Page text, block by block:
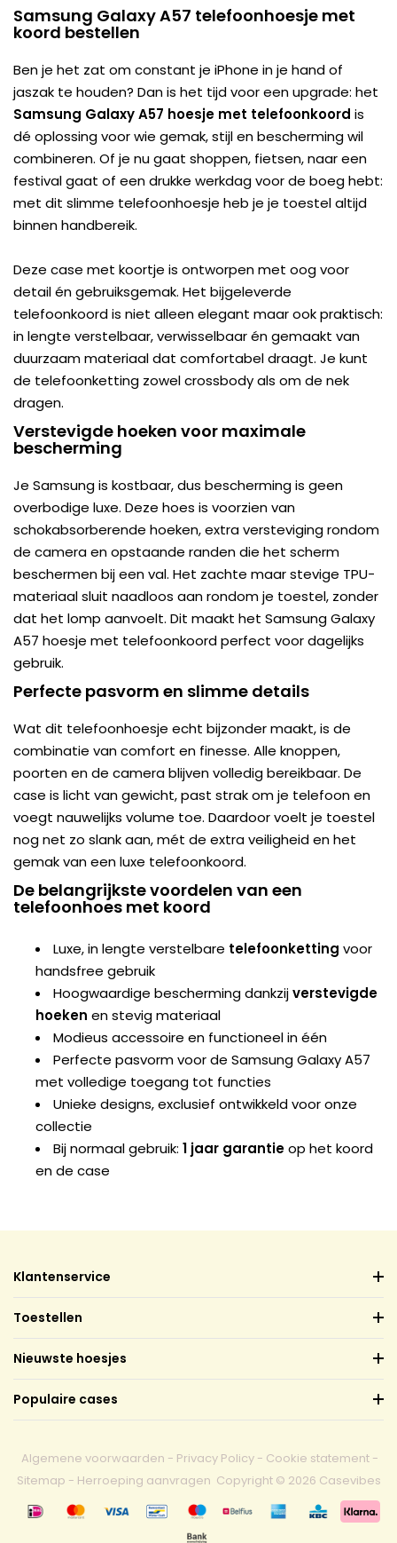
Samsung Galaxy A57 telefoonhoesje met
koord bestellen
Ben je het zat om constant je iPhone in je hand of
jaszak te houden? Dan is het tijd voor een upgrade: het
Samsung Galaxy A57 hoesje met telefoonkoord is
dé oplossing voor wie gemak, stijl en bescherming wil
combineren. Of je nu gaat shoppen, fietsen, naar een
festival gaat of een drukke werkdag voor de boeg hebt:
met dit slimme telefoonhoesje heb je je toestel altijd
binnen handbereik.
Deze case met koortje is ontworpen met oog voor
detail én gebruiksgemak. Het bijgeleverde
telefoonkoord is niet alleen elegant maar ook praktisch:
in lengte verstelbaar, verwisselbaar én gemaakt van
duurzaam materiaal dat comfortabel draagt. Je kunt
de telefoonketting zowel crossbody als om de nek
dragen.
Verstevigde hoeken voor maximale
bescherming
Je Samsung is kostbaar, dus bescherming is geen
overbodige luxe. Deze hoes is voorzien van
schokabsorberende hoeken, extra versteviging rondom
de camera en opstaande randen die het scherm
beschermen bij een val. Het zachte maar stevige TPU-
materiaal sluit naadloos aan rondom je toestel, zonder
dat het lomp aanvoelt. Dit maakt het Samsung Galaxy
A57 hoesje met telefoonkoord perfect voor dagelijks
gebruik.
Perfecte pasvorm en slimme details
Wat dit telefoonhoesje echt bijzonder maakt, is de
combinatie van comfort en finesse. Alle knoppen,
poorten en de camera blijven volledig bereikbaar. De
case is licht van gewicht, past strak om je telefoon en
voegt nauwelijks volume toe. Daardoor voelt je toestel
nog net zo slank aan, mét de extra veiligheid en het
gemak van een luxe telefoonkoord.
De belangrijkste voordelen van een
telefoonhoes met koord
Luxe, in lengte verstelbare telefoonketting voor
handsfree gebruik
Hoogwaardige bescherming dankzijverstevigde
hoeken en stevig materiaal
Modieus accessoire en functioneel in één
Perfecte pasvorm voor de Samsung Galaxy A57
met volledige toegang tot functies
Unieke designs, exclusief ontwikkeld voor onze
collectie
Bij normaal gebruik: 1 jaar garantieop het koord
en de case
Klantenservice
Toestellen
Nieuwste hoesjes
Populaire cases
Algemene voorwaarden - Privacy Policy - Cookie statement -
Sitemap - Herroeping aanvragen Copyright © 2026 Casevibes